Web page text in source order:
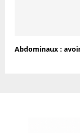
Abdominaux :